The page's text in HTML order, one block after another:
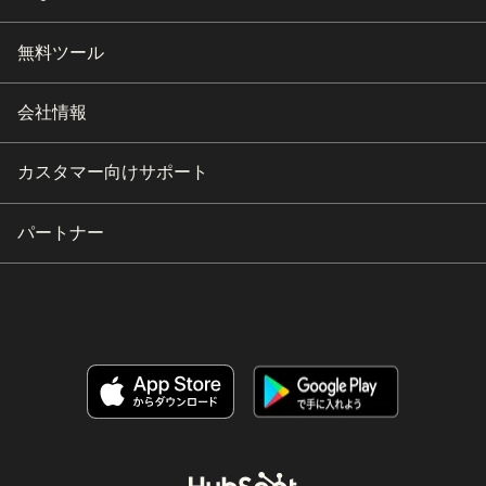
無料ツール
会社情報
カスタマー向けサポート
パートナー